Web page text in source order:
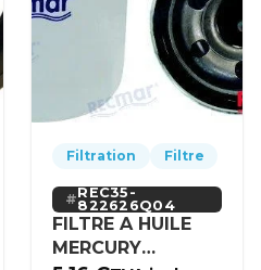
Filtration Filtre
REC35-
822626Q04
FILTRE A HUILE
MERCURY